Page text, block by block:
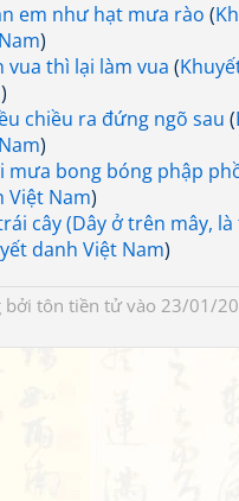
em như hạt mưa rào (
)
vua thì lại làm vua (
)
chiều ra đứng ngõ sau (
)
mưa bong bóng phập
Việt Nam)
cây (Dây ở trên mây,
danh Việt Nam)
bởi tôn tiền tửvào 23/01/